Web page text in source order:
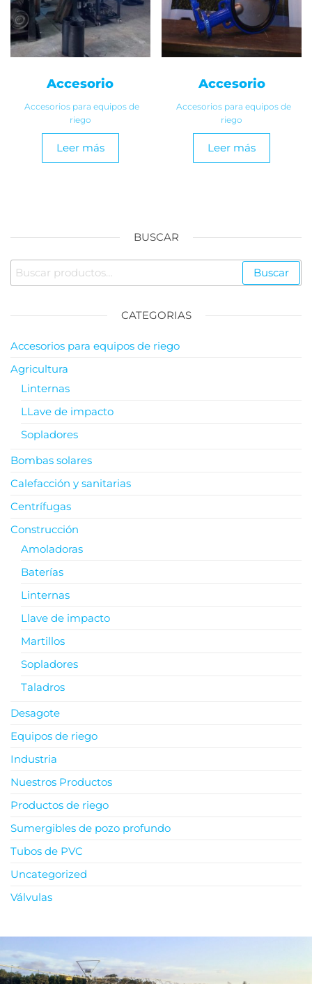
Accesorio
Accesorios para equipos de
riego
Leer más
Accesorio
Accesorios para equipos de
riego
Leer más
BUSCAR
Buscar
CATEGORIAS
Accesorios para equipos de riego
Agricultura
Linternas
LLave de impacto
Sopladores
Bombas solares
Calefacción y sanitarias
Centrífugas
Construcción
Amoladoras
Baterías
Linternas
Llave de impacto
Martillos
Sopladores
Taladros
Desagote
Equipos de riego
Industria
Nuestros Productos
Productos de riego
Sumergibles de pozo profundo
Tubos de PVC
Uncategorized
Válvulas